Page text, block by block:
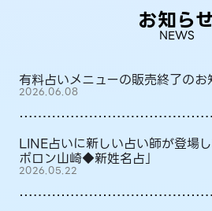
お知ら
NEWS
有料占いメニューの販売終了のお
2026.06.08
LINE占いに新しい占い師が登場
ポロン山崎◆新姓名占」
2026.05.22